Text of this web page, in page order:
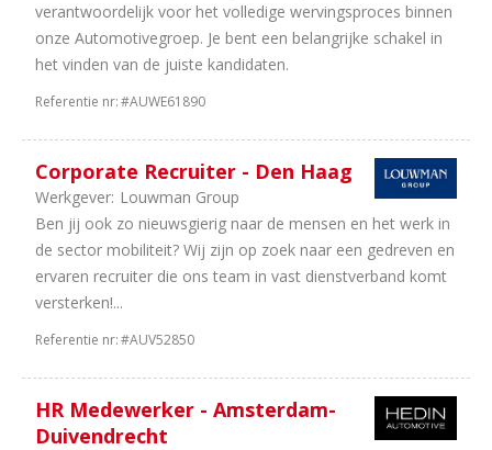
verantwoordelijk voor het volledige wervingsproces binnen
onze Automotivegroep. Je bent een belangrijke schakel in
het vinden van de juiste kandidaten.
Referentie nr:#AUWE61890
Corporate Recruiter - Den Haag
Werkgever: Louwman Group
Ben jij ook zo nieuwsgierig naar de mensen en het werk in
de sector mobiliteit? Wij zijn op zoek naar een gedreven en
ervaren recruiter die ons team in vast dienstverband komt
versterken!...
Referentie nr:#AUV52850
HR Medewerker - Amsterdam-
Duivendrecht